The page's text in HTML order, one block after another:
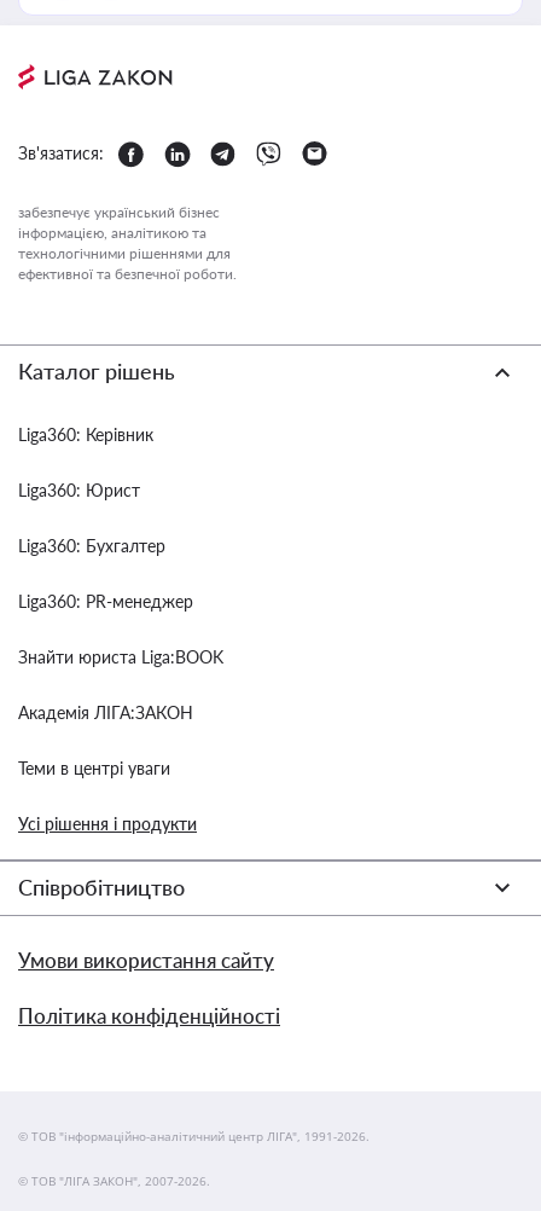
Зв'язатися:
забезпечує український бізнес
інформацією, аналітикою та
технологічними рішеннями для
ефективної та безпечної роботи.
Каталог рішень
Liga360: Керівник
Liga360: Юрист
Liga360: Бухгалтер
Liga360: PR-менеджер
Знайти юриста Liga:BOOK
Академія ЛІГА:ЗАКОН
Теми в центрі уваги
Усі рішення і продукти
Співробітництво
Умови використання сайту
Політика конфіденційності
© ТОВ "інформаційно-аналітичний центр ЛІГА", 1991-2026.
© ТОВ "ЛІГА ЗАКОН", 2007-2026.